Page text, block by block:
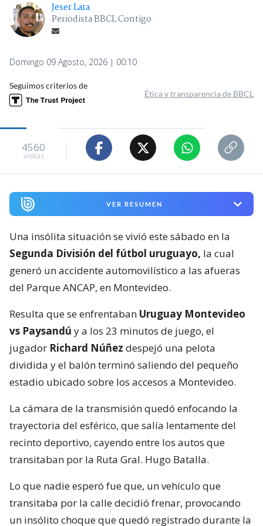
Jeser Lara
Periodista BBCL Contigo
Domingo 09 Agosto, 2026 | 00:10
Seguimos criterios de
Ética y transparencia de BBCL
4560
visitas
VER RESUMEN
Una insólita situación se vivió este sábado en la
Segunda División del fútbol uruguayo, la cual
generó un accidente automovilístico a las afueras
del Parque ANCAP, en Montevideo.
Resulta que se enfrentaban Uruguay Montevideo
vs Paysandú y a los 23 minutos de juego, el
jugador Richard Núñez despejó una pelota
dividida y el balón terminó saliendo del pequeño
estadio ubicado sobre los accesos a Montevideo.
La cámara de la transmisión quedó enfocando la
trayectoria del esférico, que salía lentamente del
recinto deportivo, cayendo entre los autos que
transitaban por la Ruta Gral. Hugo Batalla.
Lo que nadie esperó fue que, un vehículo que
transitaba por la calle decidió frenar, provocando
un insólito choque que quedó registrado durante la